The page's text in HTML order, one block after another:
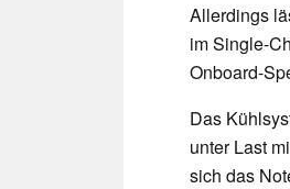
Allerdings
im Single-
Onboard-
Das
unter Last
sich das